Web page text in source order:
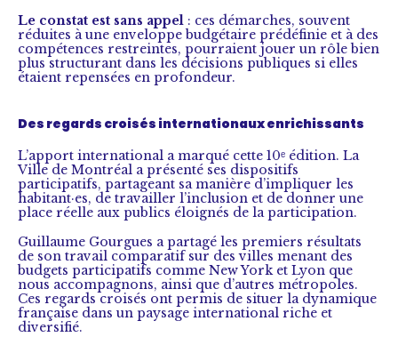
Le constat est sans appel : ces démarches, souvent
réduites à une enveloppe budgétaire prédéfinie et à des
compétences restreintes, pourraient jouer un rôle bien
plus structurant dans les décisions publiques si elles
étaient repensées en profondeur.
Des regards croisés internationaux enrichissants
L’apport international a marqué cette 10ᵉ édition. La
Ville de Montréal a présenté ses dispositifs
participatifs, partageant sa manière d’impliquer les
habitant·es, de travailler l’inclusion et de donner une
place réelle aux publics éloignés de la participation.
Guillaume Gourgues a partagé les premiers résultats
de son travail comparatif sur des villes menant des
budgets participatifs comme New York et Lyon que
nous accompagnons, ainsi que d’autres métropoles.
Ces regards croisés ont permis de situer la dynamique
française dans un paysage international riche et
diversifié.